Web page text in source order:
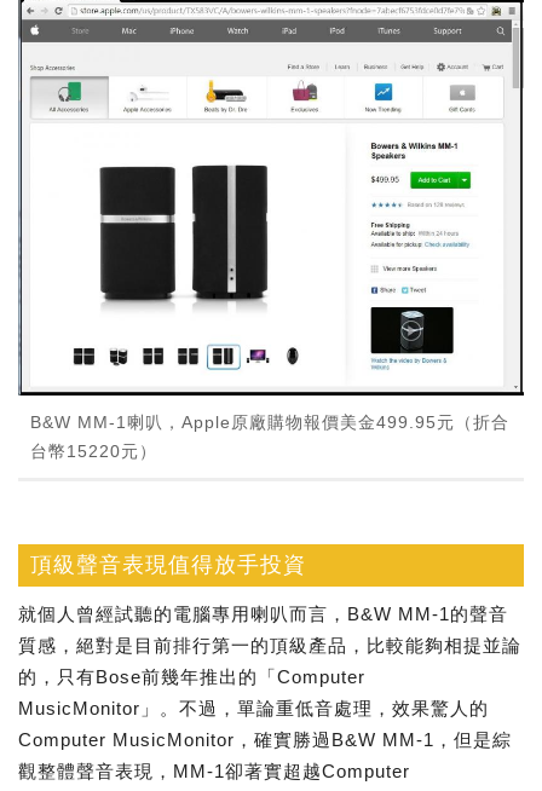
B&W MM-1喇叭，Apple原廠購物報價美金499.95元（折合
台幣15220元）
頂級聲音表現值得放手投資
就個人曾經試聽的電腦專用喇叭而言，B&W MM-1的聲音
質感，絕對是目前排行第一的頂級產品，比較能夠相提並論
的，只有Bose前幾年推出的「Computer
MusicMonitor」。不過，單論重低音處理，效果驚人的
Computer MusicMonitor，確實勝過B&W MM-1，但是綜
觀整體聲音表現，MM-1卻著實超越Computer